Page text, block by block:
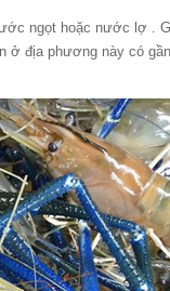
ngọt hoặc nước lợ .
ở địa phương này có